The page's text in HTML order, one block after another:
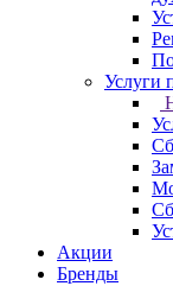
Услуги
Акции
Бренды